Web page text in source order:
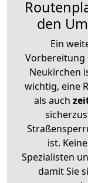
den
Ein
Vorbereitung
Neukirchen
wichtig, eine
als auch
ist.
Spezialisten
damit Sie